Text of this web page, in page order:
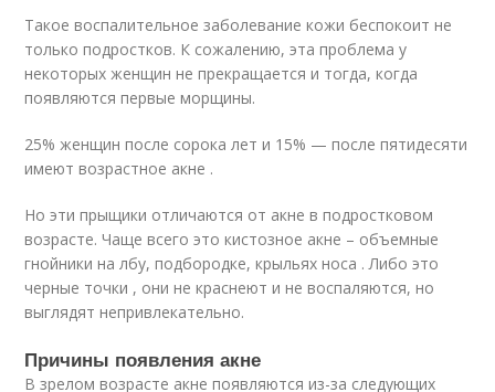
Такое воспалительное заболевание кожи беспокоит не
только подростков. К сожалению, эта проблема у
некоторых женщин не прекращается и тогда, когда
появляются первые морщины.
25% женщин после сорока лет и 15% — после пятидесяти
имеют возрастное акне .
Но эти прыщики отличаются от акне в подростковом
возрасте. Чаще всего это кистозное акне – объемные
гнойники на лбу, подбородке, крыльях носа . Либо это
черные точки , они не краснеют и не воспаляются, но
выглядят непривлекательно.
Причины появления акне
В зрелом возрасте акне появляются из-за следующих